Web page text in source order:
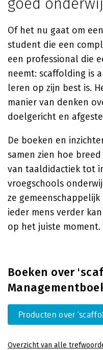
Of het nu gaat om
student die een
een professional die
neemt: scaffolding is
leren op zijn best is.
manier van denken
doelgericht en
De boeken en
samen zien hoe
van taaldidactiek tot
vroegschools
ze
ieder mens verder
op het juiste moment.
Boeken over
Producten over
Overzicht van alle